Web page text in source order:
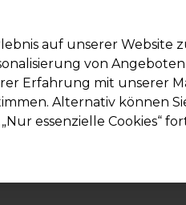
Suchen
Saloneinrichtung
auf unserer Website
von
Erfahrung mit unserer
Alternativ können
essenzielle Cookies“